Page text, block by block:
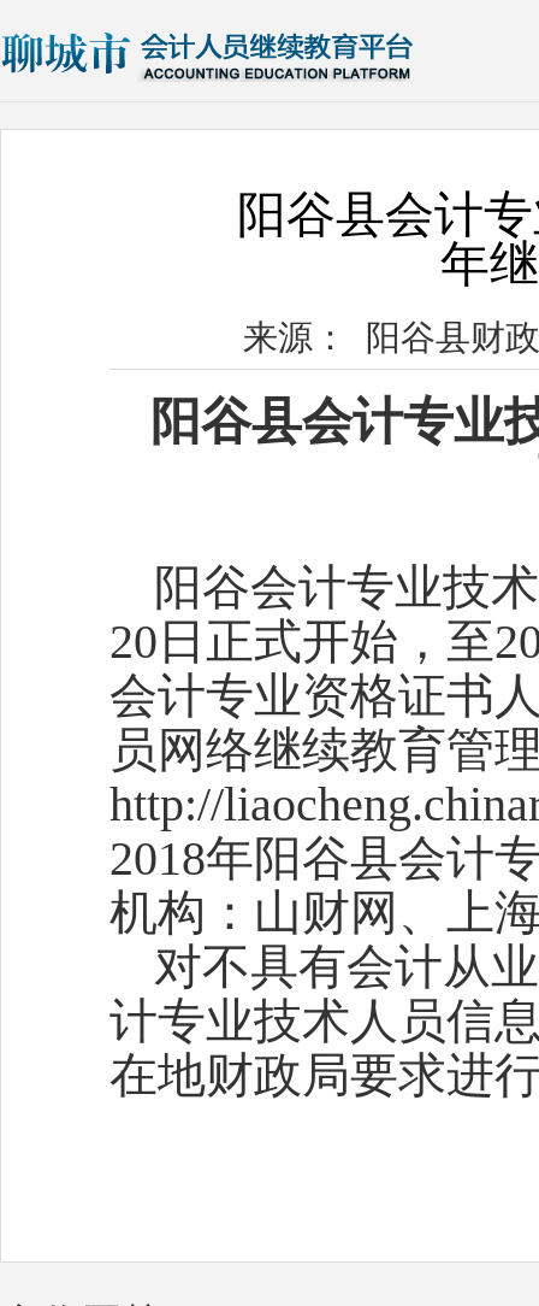
阳谷县会计
年
来源： 阳谷县财
阳谷县会计专业
阳谷会计专业技
20 日正式开始，至
会计专业资格证书
员网络继续教育管
http://
2018年阳谷县会计
机构：山财网、上
对不具有会计从
计专业技术人员信
在地财政局要求进